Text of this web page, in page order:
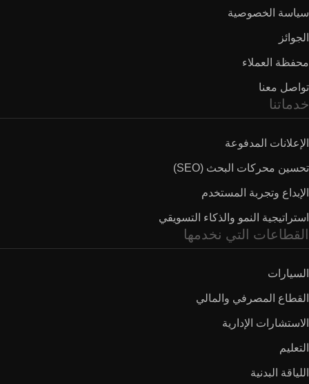
سياسة الخصوصية
الجوائز
محفظة العملاء
تواصل معنا
خدماتنا
الإعلانات المدفوعة
تحسين محركات البحث (SEO)
الإبداع وتجربة المستخدم
استراتيجية النمو والذكاء التسويقي
القطاعات التي نخدمها
السيارات
القطاع المصرفي والمالي
الاستشارات الإدارية
التعليم
اللياقة البدنية